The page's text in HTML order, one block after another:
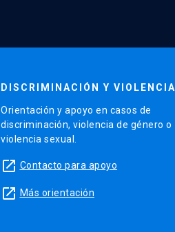
DISCRIMINACIÓN Y VIOLENCIA
Orientación y apoyo en casos de
discriminación, violencia de género o
violencia sexual.
launch Contacto para apoyo
launch Más orientación